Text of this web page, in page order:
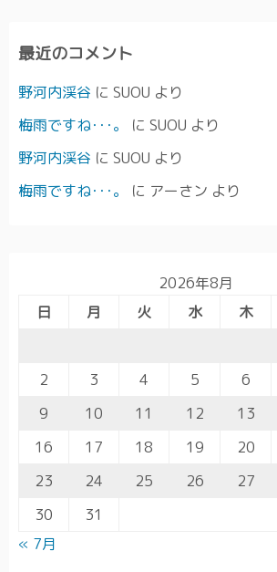
最近のコメント
野河内渓谷 に SUOU より
梅雨ですね･･･。
に SUOU より
野河内渓谷 に SUOU より
梅雨ですね･･･。
に アーさン より
2026年8月
日
月 火 水 木
2
3 4 5 6
9
10 11 12 13
16
17 18 19 20
23
24 25 26 27
30
31
« 7月